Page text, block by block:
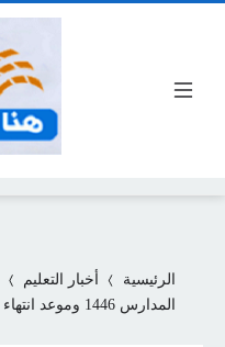
الرئيسية أخبار التعليم
المدارس 1446 وموعد انتهاء العطلة الصيفية السعودية